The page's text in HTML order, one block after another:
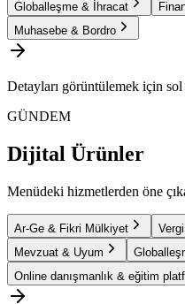
Globalleşme & İhracat
Muhasebe & Bordro
Detayları görüntülemek için
GÜNDEM
Dijital Ürünler
Menüdeki hizmetlerden öne
Ar-Ge & Fikri Mülkiyet
Mevzuat & Uyum
Online danışmanlık & eğitim